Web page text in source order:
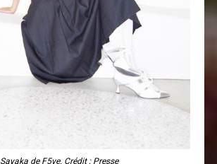
Sayaka de F5ve. Crédit : Presse